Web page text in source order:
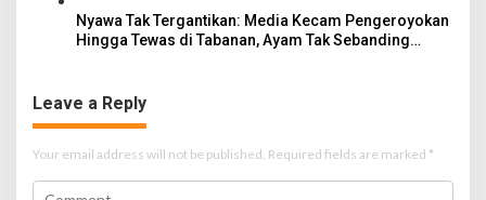
Nyawa Tak Tergantikan: Media Kecam Pengeroyokan
Hingga Tewas di Tabanan, Ayam Tak Sebanding
Leave a Reply
Your email address will not be published. Required fields are marked *